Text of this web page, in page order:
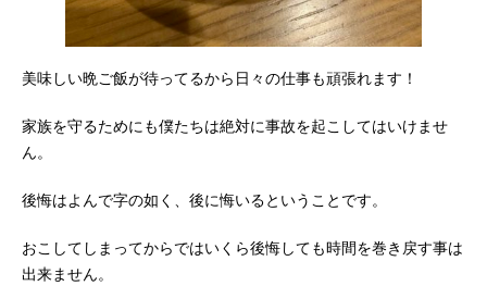
美味しい晩ご飯が待ってるから日々の仕事も頑張れます！
家族を守るためにも僕たちは絶対に事故を起こしてはいけませ
ん。
後悔はよんで字の如く、後に悔いるということです。
おこしてしまってからではいくら後悔しても時間を巻き戻す事は
出来ません。